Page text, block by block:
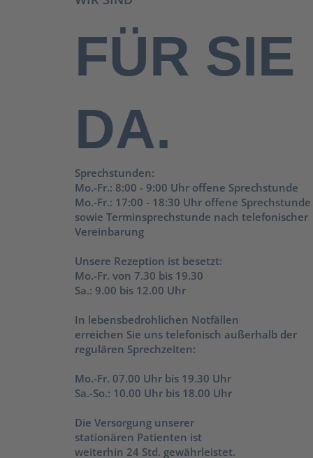
FÜR SIE
DA.
Sprechstunden:
Mo.-Fr.: 8:00 - 9:00 Uhr offene Sprechstunde
Mo.-Fr.: 17:00 - 18:30 Uhr offene Sprechstunde
sowie Terminsprechstunde nach telefonischer
Vereinbarung
Unsere Rezeption ist besetzt:
Mo.-Fr. von 7.30 bis 19.30
Sa.: 9.00 bis 12.00 Uhr
In lebensbedrohlichen Notfällen
erreichen Sie uns telefonisch außerhalb der
regulären Sprechzeiten:
Mo.-Fr. 07.00 Uhr bis 19.30 Uhr
Sa.-So.: 10.00 Uhr bis 18.00 Uhr
Die Versorgung unserer
stationären Patienten ist
weiterhin 24 Std. gewährleistet.